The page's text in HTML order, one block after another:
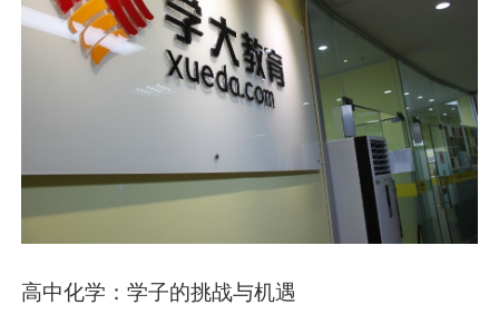
高中化学：学子的挑战与机遇